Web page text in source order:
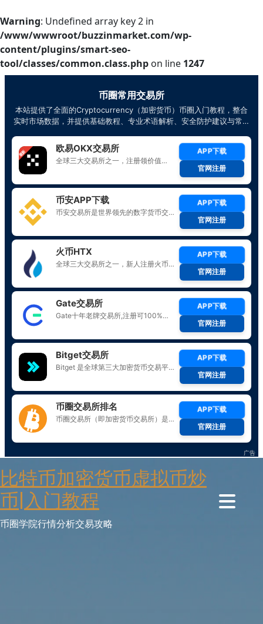
Warning: Undefined array key 2 in
/www/wwwroot/buzzinmarket.com/wp-
content/plugins/smart-seo-
tool/classes/common.class.php on line 1247
to
content
比特币加密货币虚拟币炒
币|入门教程
币圈学院行情分析交易攻略